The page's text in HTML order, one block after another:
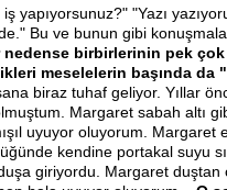
iş yapıyorsunuz?" "Yazı
Bu ve bunun gibi
nedense birbirlerinin pek
meselelerin başında da
biraz tuhaf geliyor. Yıllar
Margaret sabah altı
uyuyor oluyorum. Margaret
kendine portakal suyu
giriyordu. Margaret duştan